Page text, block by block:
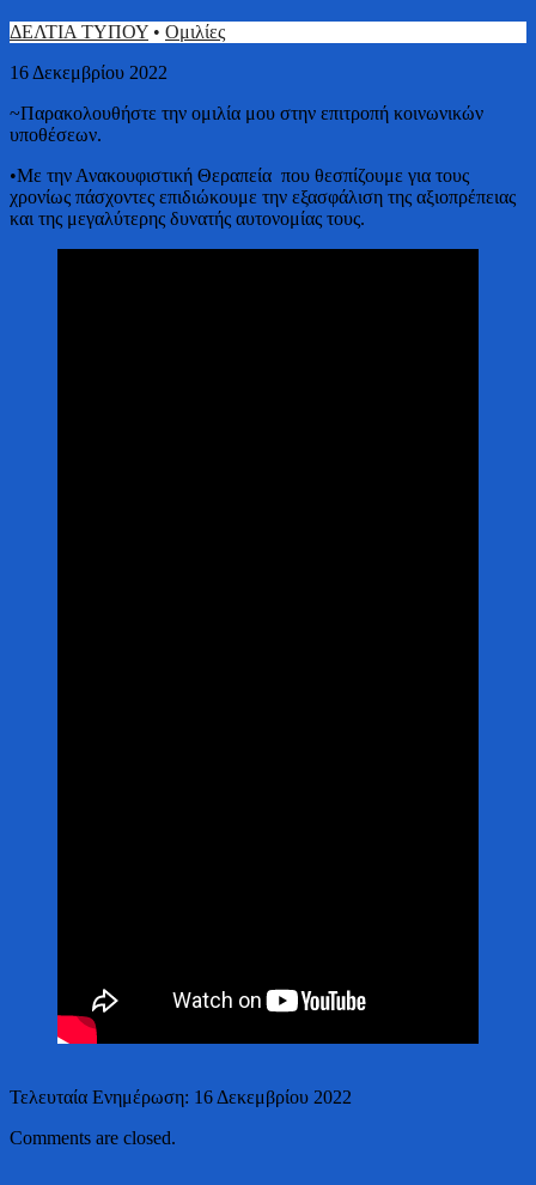
ΔΕΛΤΙΑ ΤΥΠΟΥ • Ομιλίες
16 Δεκεμβρίου 2022
~Παρακολουθήστε την ομιλία μου στην επιτροπή κοινωνικών
υποθέσεων.
•Με την Ανακουφιστική Θεραπεία που θεσπίζουμε για τους
χρονίως πάσχοντες επιδιώκουμε την εξασφάλιση της αξιοπρέπειας
και της μεγαλύτερης δυνατής αυτονομίας τους.
Τελευταία Ενημέρωση: 16 Δεκεμβρίου 2022
Comments are closed.